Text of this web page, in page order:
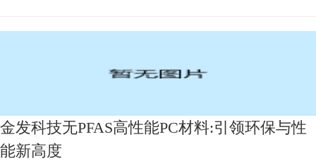
金发科技无PFAS高性能PC材料:引领环保与性
能新高度